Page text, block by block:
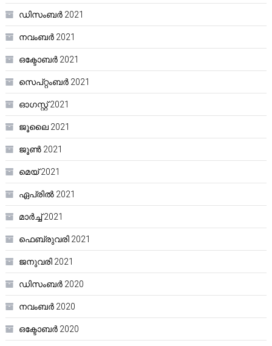
ഡിസംബർ 2021
നവംബർ 2021
ഒക്ടോബർ 2021
സെപ്റ്റംബർ 2021
ഓഗസ്റ്റ്‌ 2021
ജൂലൈ 2021
ജൂൺ 2021
മെയ്‌ 2021
ഏപ്രിൽ 2021
മാർച്ച്‌ 2021
ഫെബ്രുവരി 2021
ജനുവരി 2021
ഡിസംബർ 2020
നവംബർ 2020
ഒക്ടോബർ 2020